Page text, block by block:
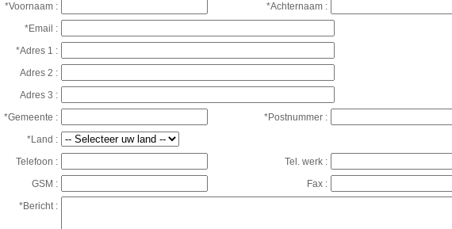
*Voornaam :
*Achternaam :
*Email :
*Adres 1 :
Adres 2 :
Adres 3 :
*Gemeente :
*Postnummer :
*Land :
Telefoon :
Tel. werk :
GSM :
Fax :
*Bericht :